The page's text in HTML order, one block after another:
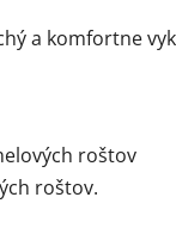
a komfortne
roštov
roštov.